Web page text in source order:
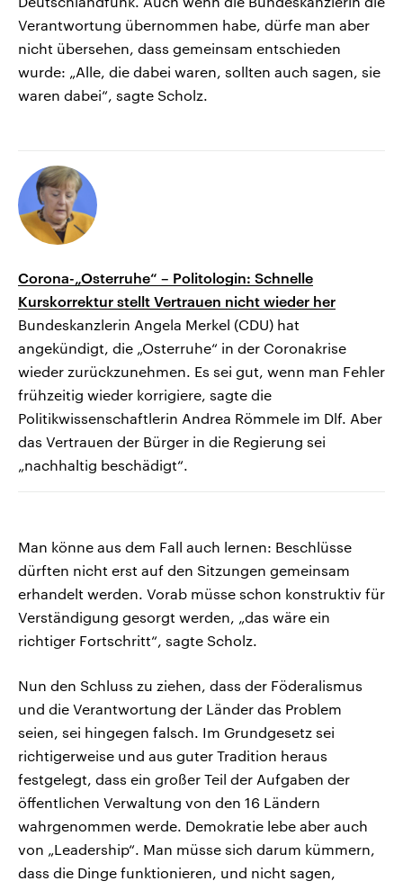
Verantwortung übernommen habe, dürfe man aber
nicht übersehen, dass gemeinsam entschieden
wurde: „Alle, die dabei waren, sollten auch sagen, sie
waren dabei“, sagte Scholz.
Corona-„Osterruhe“ – Politologin: Schnelle
Kurskorrektur stellt Vertrauen nicht wieder her
Bundeskanzlerin Angela Merkel (CDU) hat
angekündigt, die „Osterruhe“ in der Coronakrise
wieder zurückzunehmen. Es sei gut, wenn man Fehler
frühzeitig wieder korrigiere, sagte die
Politikwissenschaftlerin Andrea Römmele im Dlf. Aber
das Vertrauen der Bürger in die Regierung sei
„nachhaltig beschädigt“.
Man könne aus dem Fall auch lernen: Beschlüsse
dürften nicht erst auf den Sitzungen gemeinsam
erhandelt werden. Vorab müsse schon konstruktiv für
Verständigung gesorgt werden, „das wäre ein
richtiger Fortschritt“, sagte Scholz.
Nun den Schluss zu ziehen, dass der Föderalismus
und die Verantwortung der Länder das Problem
seien, sei hingegen falsch. Im Grundgesetz sei
richtigerweise und aus guter Tradition heraus
festgelegt, dass ein großer Teil der Aufgaben der
öffentlichen Verwaltung von den 16 Ländern
wahrgenommen werde. Demokratie lebe aber auch
von „Leadership“. Man müsse sich darum kümmern,
dass die Dinge funktionieren, und nicht sagen,